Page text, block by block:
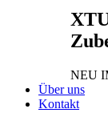
NEU
Über uns
Kontakt